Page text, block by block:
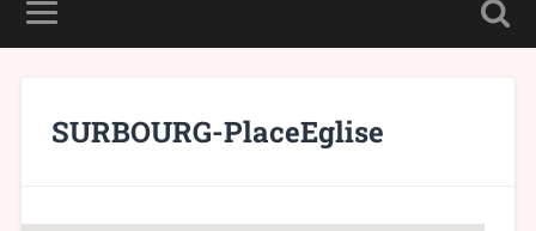
SURBOURG-PlaceEglise